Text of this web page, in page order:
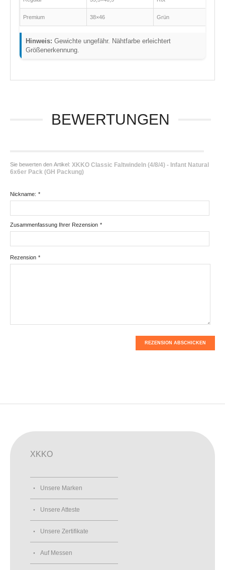
Premium 38×46 Grün
Hinweis: Gewichte ungefähr. Nähtfarbe erleichtert
Größenerkennung.
BEWERTUNGEN
Sie bewerten den Artikel: XKKO Classic Faltwindeln (4/8/4) - Infant Natural
6x6er Pack (GH Packung)
*
Nickname:
*
Zusammenfassung Ihrer Rezension
*
Rezension
REZENSION ABSCHICKEN
XKKO
Unsere Marken
Unsere Atteste
Unsere Zertifikate
Auf Messen